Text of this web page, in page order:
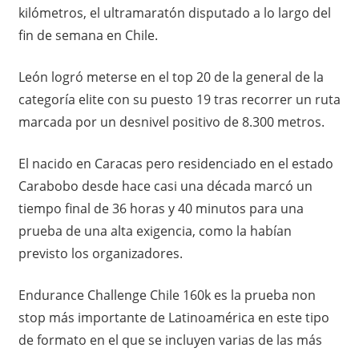
kilómetros, el ultramaratón disputado a lo largo del
fin de semana en Chile.
León logró meterse en el top 20 de la general de la
categoría elite con su puesto 19 tras recorrer un ruta
marcada por un desnivel positivo de 8.300 metros.
El nacido en Caracas pero residenciado en el estado
Carabobo desde hace casi una década marcó un
tiempo final de 36 horas y 40 minutos para una
prueba de una alta exigencia, como la habían
previsto los organizadores.
Endurance Challenge Chile 160k es la prueba non
stop más importante de Latinoamérica en este tipo
de formato en el que se incluyen varias de las más